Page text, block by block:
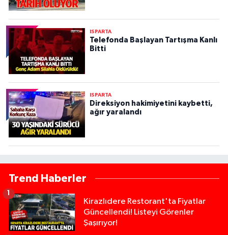
ISPARTA
Telefonda Başlayan Tartışma Kanlı
Bitti
ISPARTA
Direksiyon hakimiyetini kaybetti,
ağır yaralandı
Trend Haberler
Kirazlıdere Restorant'ta Fiyatlar
Güncellendi! Listeyi Görenler
Şaşırıyor!
1